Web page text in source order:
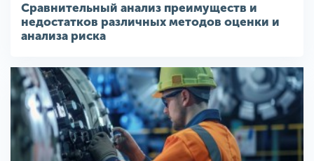
Сравнительный анализ преимуществ и
недостатков различных методов оценки и
анализа риска